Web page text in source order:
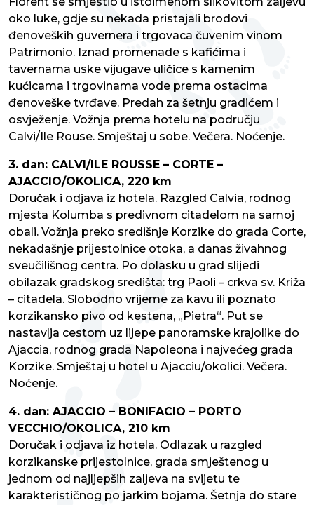
oko luke, gdje su nekada pristajali brodovi
đenoveških guvernera i trgovaca čuvenim vinom
Patrimonio. Iznad promenade s kafićima i
tavernama uske vijugave uličice s kamenim
kućicama i trgovinama vode prema ostacima
đenoveške tvrđave. Predah za šetnju gradićem i
osvježenje. Vožnja prema hotelu na području
Calvi/Ile Rouse. Smještaj u sobe. Večera. Noćenje.
3. dan: CALVI/ILE ROUSSE – CORTE –
AJACCIO/OKOLICA, 220 km
Doručak i odjava iz hotela. Razgled Calvia, rodnog
mjesta Kolumba s predivnom citadelom na samoj
obali. Vožnja preko središnje Korzike do grada Corte,
nekadašnje prijestolnice otoka, a danas živahnog
sveučilišnog centra. Po dolasku u grad slijedi
obilazak gradskog središta: trg Paoli – crkva sv. Križa
– citadela. Slobodno vrijeme za kavu ili poznato
korzikansko pivo od kestena, „Pietra“. Put se
nastavlja cestom uz lijepe panoramske krajolike do
Ajaccia, rodnog grada Napoleona i najvećeg grada
Korzike. Smještaj u hotel u Ajacciu/okolici. Večera.
Noćenje.
4. dan: AJACCIO – BONIFACIO – PORTO
VECCHIO/OKOLICA, 210 km
Doručak i odjava iz hotela. Odlazak u razgled
korzikanske prijestolnice, grada smještenog u
jednom od najljepših zaljeva na svijetu te
karakterističnog po jarkim bojama. Šetnja do stare